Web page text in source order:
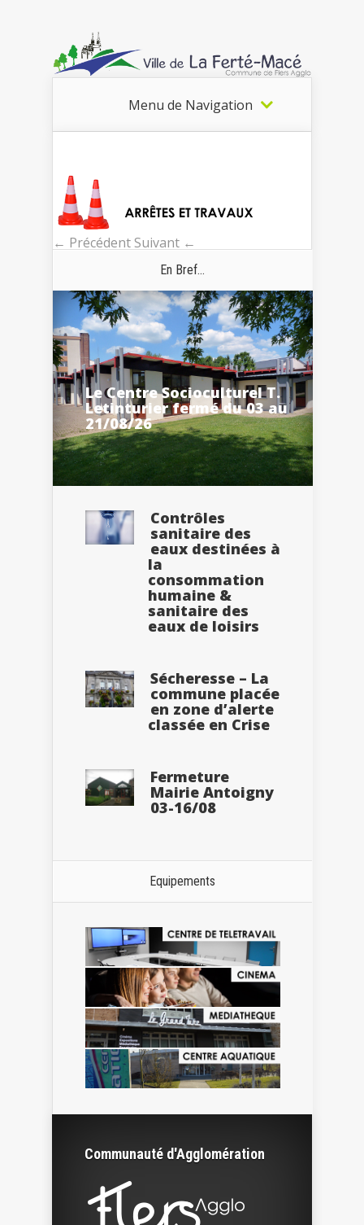
Menu de Navigation
← Précédent Suivant ←
En Bref...
Le Centre Socioculturel T.
Letinturier fermé du 03 au
21/08/26
Contrôles
sanitaire des
eaux destinées à
la
consommation
humaine &
sanitaire des
eaux de loisirs
Sécheresse – La
commune placée
en zone d’alerte
classée en Crise
Fermeture
Mairie Antoigny
03-16/08
Equipements
Communauté d'Agglomération